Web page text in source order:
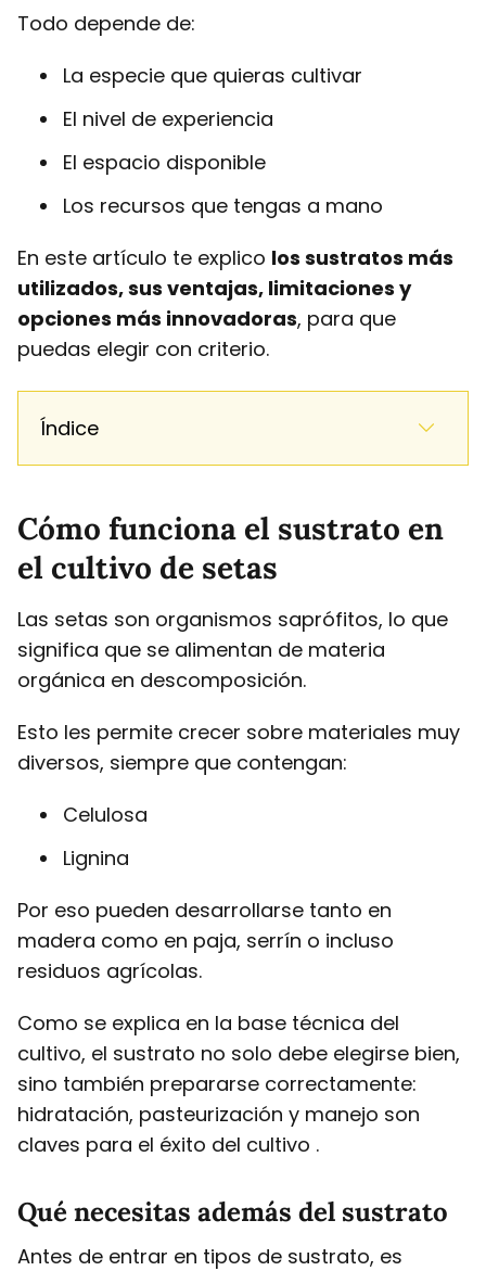
Todo depende de:
La especie que quieras cultivar
El nivel de experiencia
El espacio disponible
Los recursos que tengas a mano
En este artículo te explico los sustratos más
utilizados, sus ventajas, limitaciones y
opciones más innovadoras, para que
puedas elegir con criterio.
Índice
Cómo funciona el sustrato en
el cultivo de setas
Las setas son organismos saprófitos, lo que
significa que se alimentan de materia
orgánica en descomposición.
Esto les permite crecer sobre materiales muy
diversos, siempre que contengan:
Celulosa
Lignina
Por eso pueden desarrollarse tanto en
madera como en paja, serrín o incluso
residuos agrícolas.
Como se explica en la base técnica del
cultivo, el sustrato no solo debe elegirse bien,
sino también prepararse correctamente:
hidratación, pasteurización y manejo son
claves para el éxito del cultivo .
Qué necesitas además del sustrato
Antes de entrar en tipos de sustrato, es